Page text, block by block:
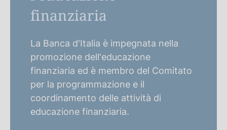
finanziaria
La Banca d'Italia è impegnata nella
promozione dell'educazione
finanziaria ed è membro del Comitato
per la programmazione e il
coordinamento delle attività di
educazione finanziaria.